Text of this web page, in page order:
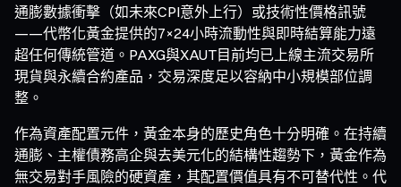
通膨數據衝擊（如未來CPI意外上行）或技術性價格訊號
——代幣化黃金提供的7×24小時流動性與即時結算能力遠
超任何傳統管道。PAXG與XAUT目前均已上線主流交易所
現貨與永續合約產品，交易深度足以容納中小規模部位調
整。
作為資產配置元件，黃金本身的歷史角色十分明確。在持續
通膨、主權債務高企與去美元化的結構性趨勢下，黃金作為
無交易對手風險的硬資產，其配置價值具有不可替代性。代